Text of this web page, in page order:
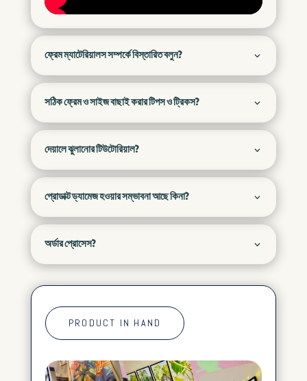
ফ্রেম ম্যাটেরিয়ালস সম্পর্কে বিস্তারিত বলুন?
সঠিক ফ্রেম ও সাইজ বাছাই করার টিপস ও ট্রিকস?
দেয়ালে ঝুলানোর টিউটোরিয়াল?
প্রোডাক্ট ড্যামেজ হওয়ার সম্ভাবনা আছে কিনা?
অর্ডার প্রোসেস?
PRODUCT IN HAND